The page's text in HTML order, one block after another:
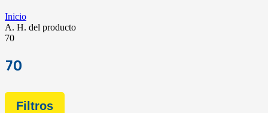
Inicio
A. H. del producto
70
70
Filtros